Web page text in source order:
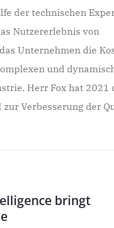
der technischen
Nutzererlebnis von
Unternehmen die
und
Herr Fox hat 2021
zur Verbesserung der
bringt